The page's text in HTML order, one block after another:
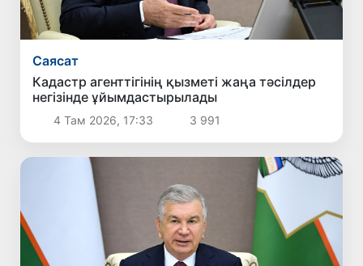
Саясат
Кадастр агенттігінің қызметі жаңа тәсілдер
негізінде ұйымдастырылады
4 Там 2026, 17:33 3 991